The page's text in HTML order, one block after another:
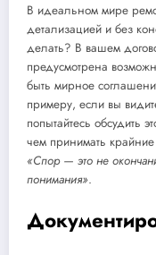
В идеальном мире
детализацией и без
делать? В вашем
предусмотрена
быть мирное
примеру, если вы
попытайтесь обсудить
чем принимать
«Спор — это не
понимания».